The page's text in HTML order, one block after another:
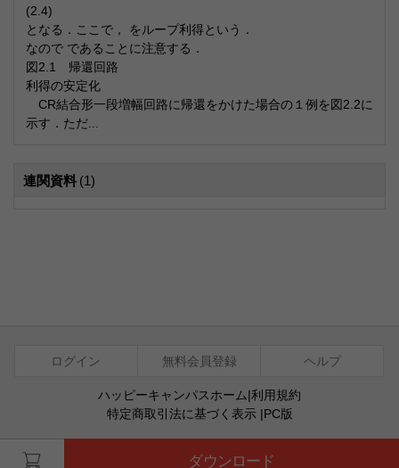
(2.4)
となる．ここで， をループ利得という．
なので であることに注意する．
図2.1 帰還回路
利得の安定化
CR結合形一段増幅回路に帰還をかけた場合の１例を図2.2に
示す．ただ...
連関資料 (1)
ダウンロード
ログイン 無料会員登録 ヘルプ
ハッピーキャンパスホーム|利用規約
特定商取引法に基づく表示|PC版